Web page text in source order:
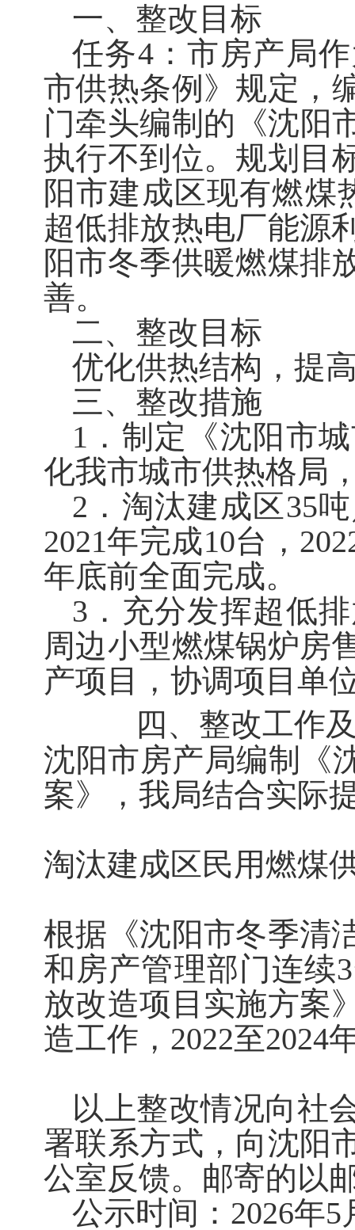
一、整改目标
任务4：市房产局
市供热条例》规定，
门牵头编制的《沈阳
执行不到位。规划目
阳市建成区现有燃煤
超低排放热电厂能源
阳市冬季供暖燃煤排
善。
二、整改目标
优化供热结构，提
三、整改措施
1．制定《沈阳市
化我市城市供热格局
2．淘汰建成区35
2021年完成10台，
年底前全面完成。
3．充分发挥超低
周边小型燃煤锅炉房
产项目，协调项目单
四、整改工作
沈阳市房产局编制《
案》，我局结合实际
淘汰建成区民用燃煤
根据《沈阳市冬季清
和房产管理部门连续
放改造项目实施方案
造工作，2022至2024
以上整改情况向社
署联系方式，向沈阳
公室反馈。邮寄的以
公示时间：2026年5